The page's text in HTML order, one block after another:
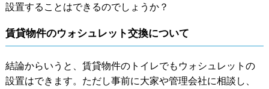
設置することはできるのでしょうか？
賃貸物件のウォシュレット交換について
結論からいうと、賃貸物件のトイレでもウォシュレットの
設置はできます。ただし事前に大家や管理会社に相談し、